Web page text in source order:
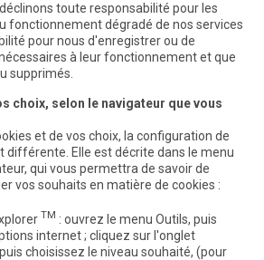
toute responsabilité pour les
fonctionnement dégradé de nos services
pour nous d'enregistrer ou de
à leur fonctionnement et que
supprimés.
choix, selon le navigateur que vous
et de vos choix, la configuration de
différente. Elle est décrite dans le menu
qui vous permettra de savoir de
vos souhaits en matière de cookies :
TM : ouvrez le menu Outils, puis
internet ; cliquez sur l'onglet
choisissez le niveau souhaité, (pour